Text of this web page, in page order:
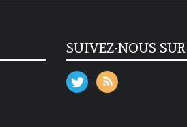
SUIVEZ-NOUS SUR